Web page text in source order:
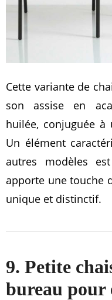
Cette variante de
son assise en
huilée, conjuguée
Un élément
autres modèles
apporte une touche
unique et distinctif.
9. Petite
bureau pour